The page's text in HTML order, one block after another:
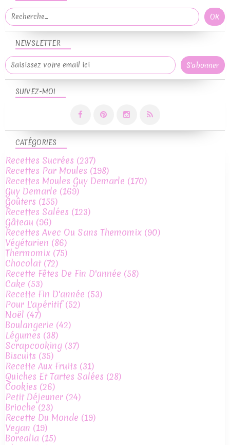
NEWSLETTER
SUIVEZ-MOI
CATÉGORIES
Recettes Sucrées (237)
Recettes Par Moules (198)
Recettes Moules Guy Demarle (170)
Guy Demarle (169)
Goûters (155)
Recettes Salées (123)
Gâteau (96)
Recettes Avec Ou Sans Themomix (90)
Végétarien (86)
Thermomix (75)
Chocolat(72)
Recette Fêtes De Fin D'année (58)
Cake (53)
Recette Fin D'année (53)
Pour L'apéritif(52)
Noël (47)
Boulangerie (42)
Légumes (38)
Scrapcooking (37)
Biscuits (35)
Recette Aux Fruits (31)
Quiches Et Tartes Salées (28)
Cookies (26)
Petit Déjeuner (24)
Brioche(23)
Recette Du Monde (19)
Vegan (19)
Borealia (15)